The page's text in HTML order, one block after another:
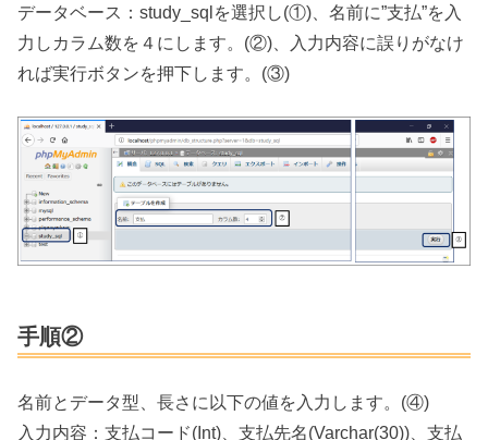
データベース：study_sqlを選択し(①)、名前に”支払”を入
力しカラム数を４にします。(②)、入力内容に誤りがなけ
れば実行ボタンを押下します。(③)
手順②
名前とデータ型、長さに以下の値を入力します。(④)
入力内容：支払コード(Int)、支払先名(Varchar(30))、支払